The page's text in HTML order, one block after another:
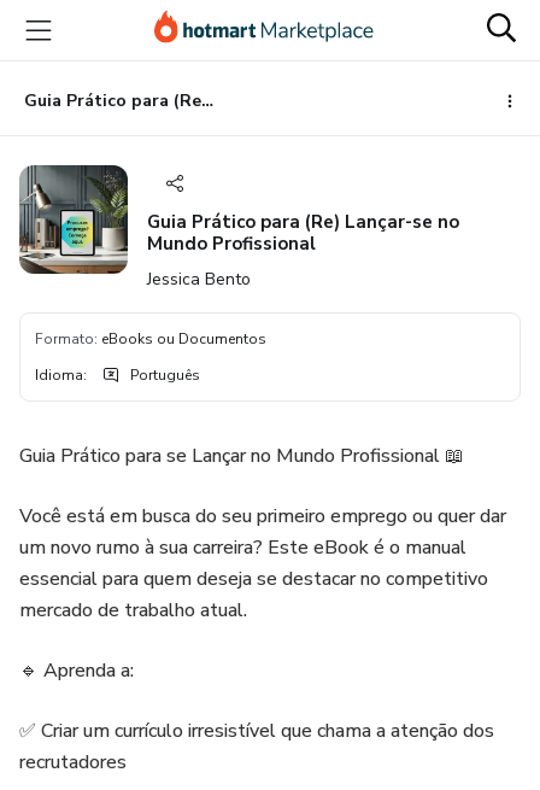
para
conteúdo
principal
para
pagamento
para
rodapé
Guia Prático para (Re) Lançar-se no Mundo Profissional
Guia Prático para (Re) Lançar-se no
Mundo Profissional
Jessica Bento
Formato: eBooks ou Documentos
Idioma: Português
Guia Prático para se Lançar no Mundo Profissional 📖
Você está em busca do seu primeiro emprego ou quer dar
um novo rumo à sua carreira? Este eBook é o manual
essencial para quem deseja se destacar no competitivo
mercado de trabalho atual.
🔹 Aprenda a:
✅ Criar um currículo irresistível que chama a atenção dos
recrutadores